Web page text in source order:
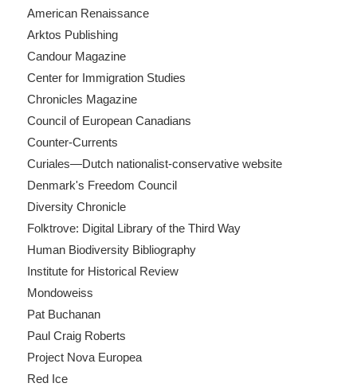
American Renaissance
Arktos Publishing
Candour Magazine
Center for Immigration Studies
Chronicles Magazine
Council of European Canadians
Counter-Currents
Curiales—Dutch nationalist-conservative website
Denmark's Freedom Council
Diversity Chronicle
Folktrove: Digital Library of the Third Way
Human Biodiversity Bibliography
Institute for Historical Review
Mondoweiss
Pat Buchanan
Paul Craig Roberts
Project Nova Europea
Red Ice